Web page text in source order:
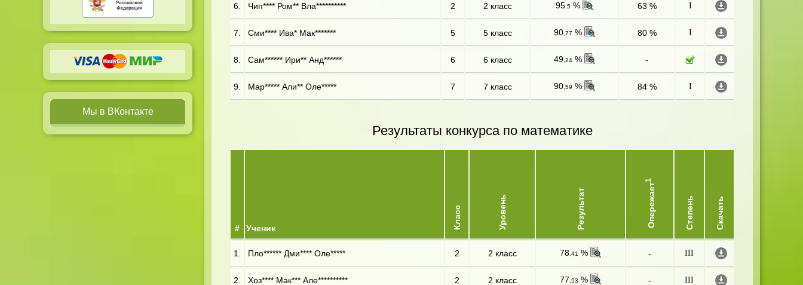
Мы в ВКонтакте
6. Чип**** Ром** Вла********** 2 2 класс 95,5% 63 % I
7. Сми**** Ива* Мак******* 5 5 класс 90,77 % 80 % I
8. Сам****** Ири** Анд****** 6 6 класс 49,24% -
9. Мар***** Али** Оле***** 7 7 класс 90,59 % 84 % I
Результаты конкурса по математике
# Ученик Класс Уровень Результат Опережает
1
Степень Скачать
1. Пло****** Дми**** Оле***** 2 2 класс 78 ,41 % - III
2. Хоз**** Мак*** Але********** 2 2 класс 77 ,53 % - III